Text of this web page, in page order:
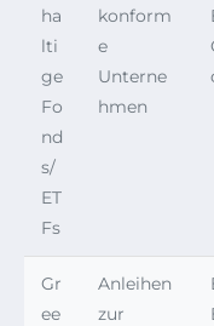
ha
lti
ge
Fo
nd
s/
ET
Fs
konform
e
Unterne
hmen
Gr
ee
Anleihen
zur